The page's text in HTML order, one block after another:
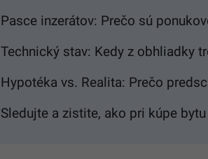
Pasce inzerátov: Prečo sú
Technický stav: Kedy z obhliadky
Hypotéka vs. Realita: Prečo
Sledujte a zistite, ako pri kúpe